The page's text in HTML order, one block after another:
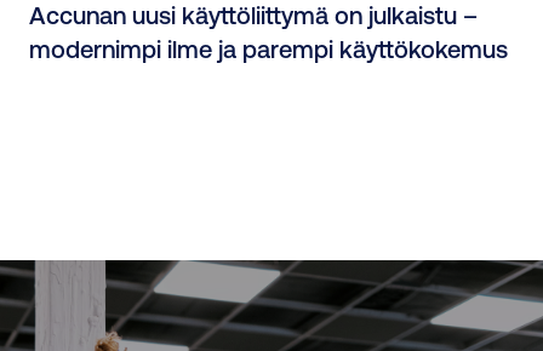
Accunan uusi käyttöliittymä on julkaistu –
modernimpi ilme ja parempi käyttökokemus